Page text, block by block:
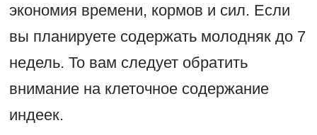
экономия времени, кормов и сил. Если
вы планируете содержать молодняк до 7
недель. То вам следует обратить
внимание на клеточное содержание
индеек.